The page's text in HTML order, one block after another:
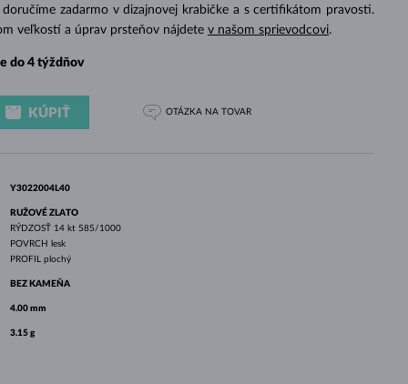
doručíme zadarmo v dizajnovej krabičke a s certifikátom pravosti.
veľkostí a úprav prsteňov nájdete v našom sprievodcovi.
do 4 týždňov
KÚPIŤ OTÁZKA NA TOVAR
Y3022004L40
RUŽOVÉ ZLATO
RÝDZOSŤ 14 kt 585/1000
POVRCH
lesk
PROFIL plochý
BEZ KAMEŇA
4.00 mm
3.15 g